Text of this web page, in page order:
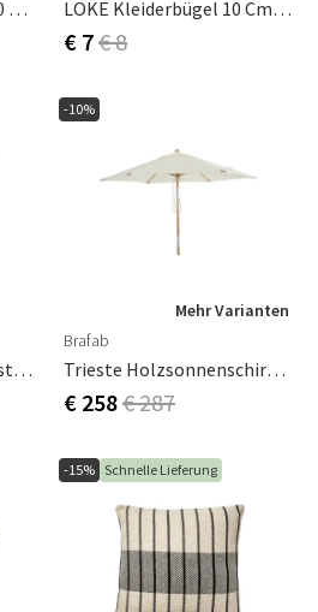
LED Blockleuchte 7,5x20 Cm Weiß LOKE Kleiderbügel 10 Cm Links
€ 7€ 8
MINNA Kissenbezug Rost/Beige
-10%
Mehr Varianten
Brafab
Trieste Holzsonnenschirm 2,5 M/natur
€ 258€ 287
-15% Schnelle Lieferung